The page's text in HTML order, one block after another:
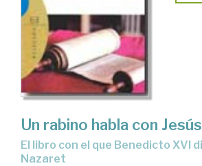
Un rabino habla con Jesús
el libro con el que Benedicto XVI dialoga en Jesús de
Nazaret